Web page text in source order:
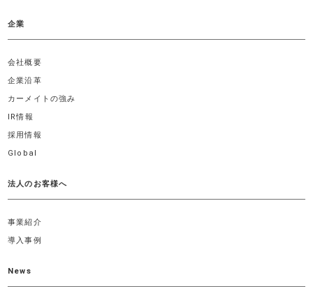
企業
会社概要
企業沿革
カーメイトの強み
IR情報
採用情報
Global
法人のお客様へ
事業紹介
導入事例
News